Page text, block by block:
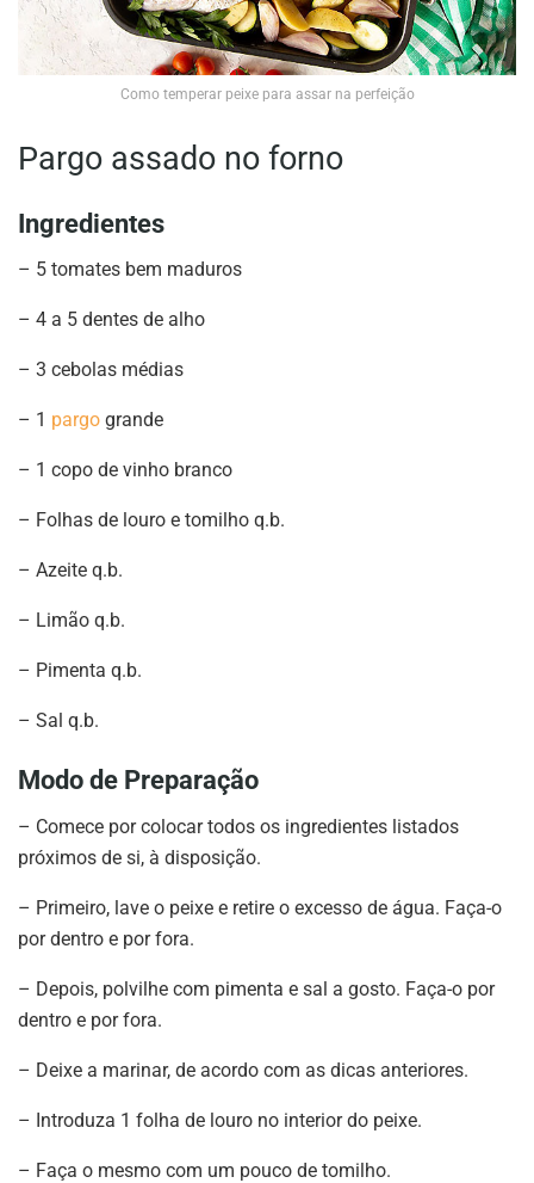
Como temperar peixe para assar na perfeição
Pargo assado no forno
Ingredientes
– 5 tomates bem maduros
– 4 a 5 dentes de alho
– 3 cebolas médias
– 1 pargo grande
– 1 copo de vinho branco
– Folhas de louro e tomilho q.b.
– Azeite q.b.
– Limão q.b.
– Pimenta q.b.
– Sal q.b.
Modo de Preparação
– Comece por colocar todos os ingredientes listados
próximos de si, à disposição.
– Primeiro, lave o peixe e retire o excesso de água. Faça-o
por dentro e por fora.
– Depois, polvilhe com pimenta e sal a gosto. Faça-o por
dentro e por fora.
– Deixe a marinar, de acordo com as dicas anteriores.
– Introduza 1 folha de louro no interior do peixe.
– Faça o mesmo com um pouco de tomilho.